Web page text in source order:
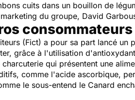
cuits dans un bouillon de
du groupe, David
(Fict) a pour sa part lancé un
grâce à l'utilisation
qui présentent une
comme l'acide ascorbique,
le sous-entend le Canard